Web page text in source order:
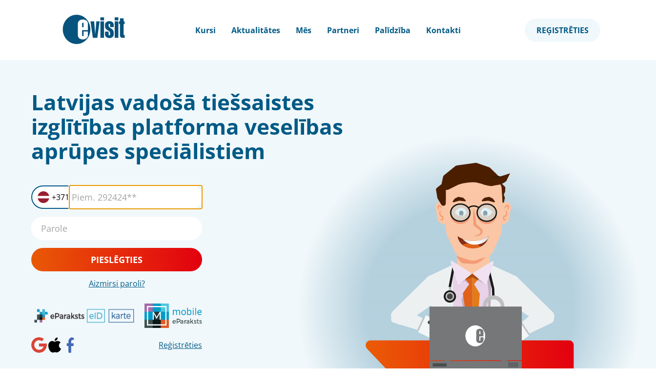
Kursi Aktualitātes Mēs Partneri Palīdzība Kontakti REĢISTRĒTIES
Latvijas vadošā tiešsaistes
izglītības platforma veselības
aprūpes speciālistiem
+371
PIESLĒGTIES
Aizmirsi paroli?
Reģistrēties